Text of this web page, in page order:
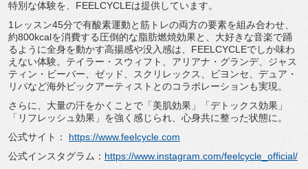
特別な体験を、FEELCYCLEは提供しています。
1レッスン45分で有酸素運動と筋トレの両方の要素を組み合わせ、
約800kcalを消費する圧倒的な脂肪燃焼効果と、大好きな音楽で踊
るように全身を動かす高揚感や没入感は、FEELCYCLEでしか味わ
えない体験。テイラー・スウィフト、アリアナ・グランデ、ジャス
ティン・ビーバー、ゼッド、スクリレックス、ビヨンセ、デュア・
リパなど海外ビックアーティストとのコラボレーションも実現。
さらに、大量の汗をかくことで「美肌効果」「デトックス効果」
「リフレッシュ効果」を強く感じられ、心身共に整った状態に。
公式サイト： https://www.feelcycle.com
公式インスタグラム： https://www.instagram.com/feelcycle_official/